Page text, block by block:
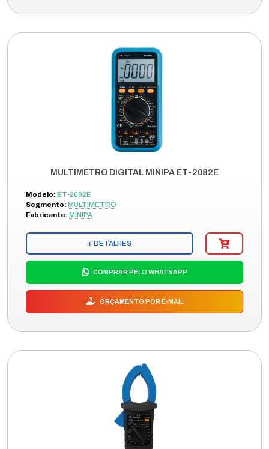
MULTIMETRO DIGITAL MINIPA ET-2082E
Modelo: ET-2082E
Segmento: MULTIMETRO
Fabricante: MINIPA
+ DETALHES
COMPRAR PELO WHATSAPP
ORÇAMENTO POR E-MAIL